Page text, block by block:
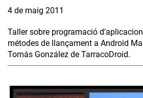
4 de maig 2011
Taller sobre programació
métodes de llançament a Android
Tomás González de TarracoDroid.